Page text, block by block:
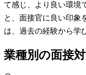
て感じ、より良い環境
と、面接官に良い印象
は、過去の経験から学
業種別の面接